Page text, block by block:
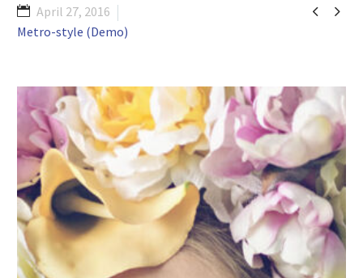
 
April 27, 2016
Metro-style (Demo)